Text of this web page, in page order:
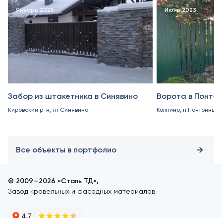
Январь 2025
Забор из штакетника в Синявино
Кировский р-н, гп Синявино
Июнь 2023
Ворота в
Колпино, п.Понтонный
Все объекты в портфолио
© 2009—2026 «Сталь ТД»,
Завод кровельных и фасадных материалов